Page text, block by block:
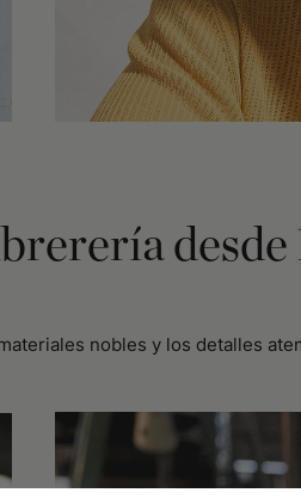
desde
nobles y los detalles